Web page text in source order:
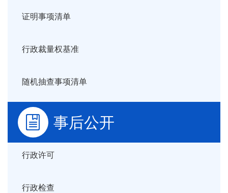
证明事项清单
行政裁量权基准
随机抽查事项清单
事后公开
行政许可
行政检查